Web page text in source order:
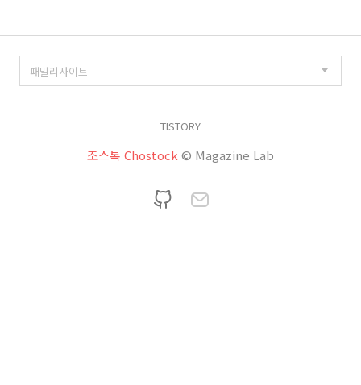
TISTORY
조스톡 Chostock © Magazine Lab